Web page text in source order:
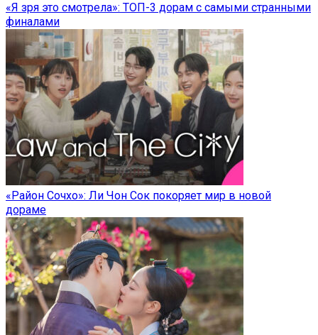
«Я зря это смотрела»: ТОП-3 дорам с самыми странными
финалами
«Район Сочхо»: Ли Чон Сок покоряет мир в новой
дораме